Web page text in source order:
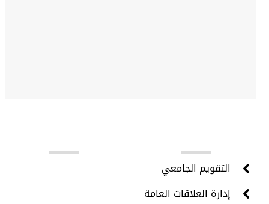
التقويم الجامعي
إدارة العلاقات العامة